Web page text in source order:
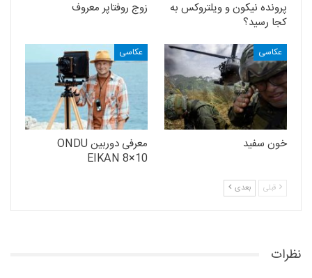
پرونده نیکون و ویلتروکس به
کجا رسید؟
زوج روفتاپر معروف
عکاسی
خون سفید
عکاسی
معرفی دوربین ONDU
EIKAN 8×10
قبلی بعدی
نظرات